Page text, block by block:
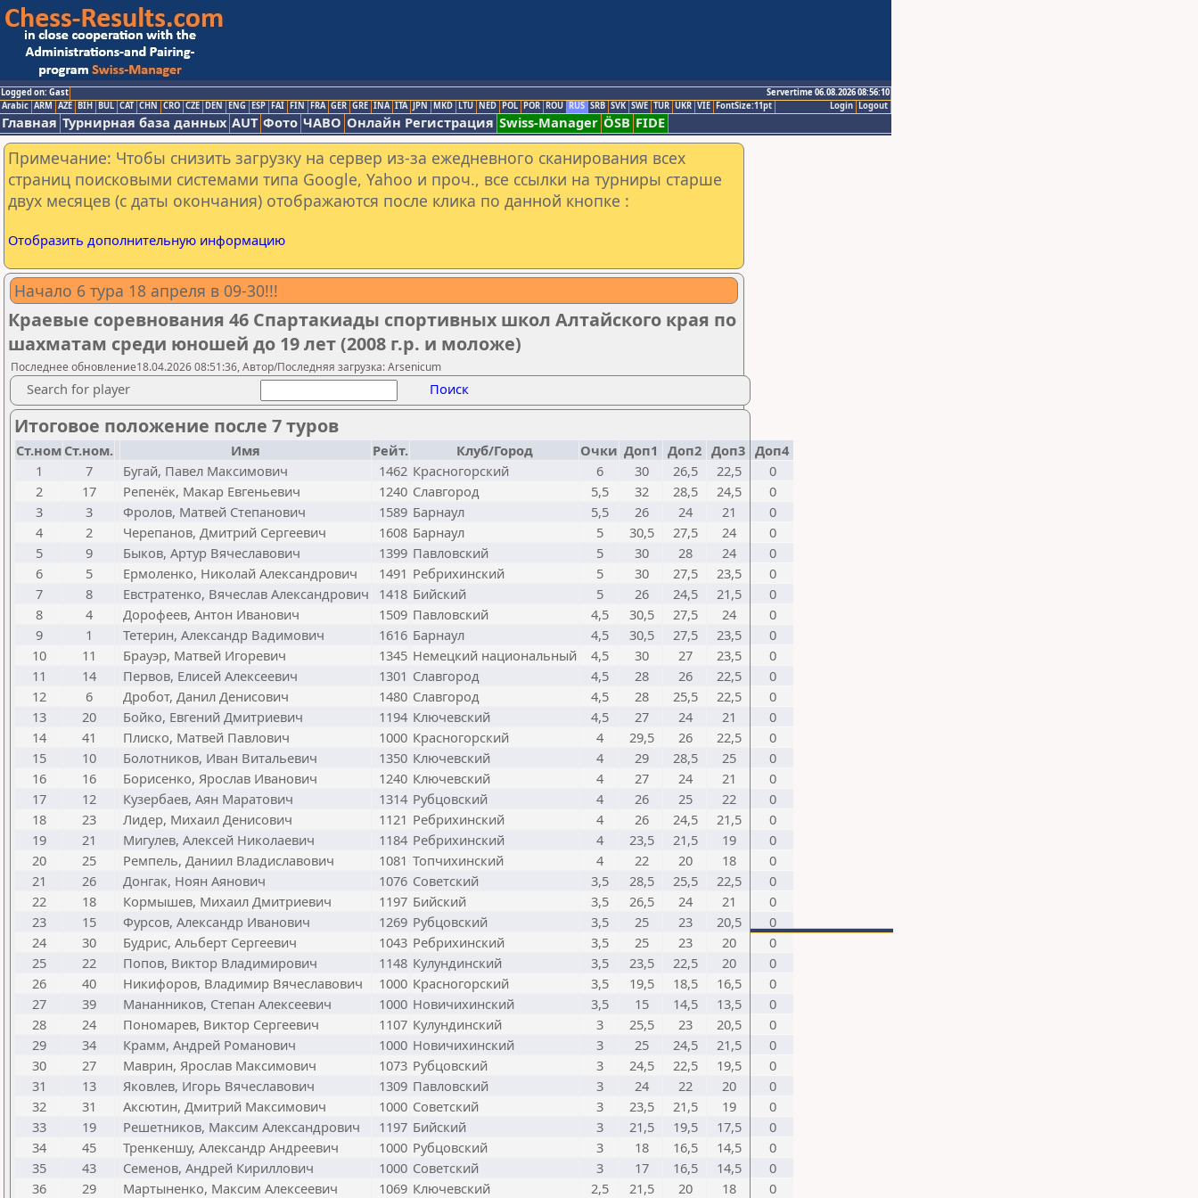
Logged on: Gast
Servertime 06.08.2026 08:56:10
Logout
Login
Arabic ARM AZE BIH BUL CAT CHN CRO CZE DEN ENG ESP FAI FIN FRA GER GRE INA ITA JPN MKD LTU NED POL POR ROU RUS SRB SVK SWE TUR UKR VIE FontSize:11pt
Главная Турнирная база данных AUT Фото ЧАВО Онлайн Регистрация Swiss-Manager ÖSB FIDE
Примечание: Чтобы снизить загрузку на сервер из-за ежедневного сканирования всех
страниц поисковыми системами типа Google, Yahoo и проч., все ссылки на турниры старше
двух месяцев (с даты окончания) отображаются после клика по данной кнопке :
Отобразить дополнительную информацию
Начало 6 тура 18 апреля в 09-30!!!
Краевые соревнования 46 Спартакиады спортивных школ Алтайского края по
шахматам среди юношей до 19 лет (2008 г.р. и моложе)
Последнее обновление18.04.2026 08:51:36, Автор/Последняя загрузка: Arsenicum
Search for player Поиск
Итоговое положение после 7 туров
Ст.ном Ст.ном. Имя Рейт. Клуб/Город Очки Доп1 Доп2 Доп3 Доп4
1
7 Бугай, Павел Максимович 1462 Красногорский 6 30 26,5 22,5
0
2
17 Репенёк, Макар Евгеньевич 1240 Славгород 5,5 32 28,5 24,5
0
3
3 Фролов, Матвей Степанович 1589 Барнаул 5,5 26 24 21
0
4
2 Черепанов, Дмитрий Сергеевич 1608 Барнаул 5 30,5 27,5 24
0
5
9 Быков, Артур Вячеславович 1399 Павловский 5 30 28 24
0
6
5 Ермоленко, Николай Александрович 1491 Ребрихинский 5 30 27,5 23,5
0
7
8 Евстратенко, Вячеслав Александрович 1418 Бийский 5 26 24,5 21,5
0
8
4 Дорофеев, Антон Иванович 1509 Павловский 4,5 30,5 27,5 24
0
9
1 Тетерин, Александр Вадимович 1616 Барнаул 4,5 30,5 27,5 23,5
0
10
11 Брауэр, Матвей Игоревич 1345 Немецкий национальный 4,5 30 27 23,5
0
11
14 Первов, Елисей Алексеевич 1301 Славгород 4,5 28 26 22,5
0
12
6 Дробот, Данил Денисович 1480 Славгород 4,5 28 25,5 22,5
0
13
20 Бойко, Евгений Дмитриевич 1194 Ключевский 4,5 27 24 21
0
14
41 Плиско, Матвей Павлович 1000 Красногорский 4 29,5 26 22,5
0
15
10 Болотников, Иван Витальевич 1350 Ключевский 4 29 28,5 25
0
16
16 Борисенко, Ярослав Иванович 1240 Ключевский 4 27 24 21
0
17
12 Кузербаев, Аян Маратович 1314 Рубцовский 4 26 25 22
0
18
23 Лидер, Михаил Денисович 1121 Ребрихинский 4 26 24,5 21,5
0
19
21 Мигулев, Алексей Николаевич 1184 Ребрихинский 4 23,5 21,5 19
0
20
25 Ремпель, Даниил Владиславович 1081 Топчихинский 4 22 20 18
0
21
26 Донгак, Ноян Аянович 1076 Советский 3,5 28,5 25,5 22,5
0
22
18 Кормышев, Михаил Дмитриевич 1197 Бийский 3,5 26,5 24 21
0
23
15 Фурсов, Александр Иванович 1269 Рубцовский 3,5 25 23 20,5
0
24
30 Будрис, Альберт Сергеевич 1043 Ребрихинский 3,5 25 23 20
0
25
22 Попов, Виктор Владимирович 1148 Кулундинский 3,5 23,5 22,5 20
0
26
40 Никифоров, Владимир Вячеславович 1000 Красногорский 3,5 19,5 18,5 16,5
0
27
39 Мананников, Степан Алексеевич 1000 Новичихинский 3,5 15 14,5 13,5
0
28
24 Пономарев, Виктор Сергеевич 1107 Кулундинский 3 25,5 23 20,5
0
29
34 Крамм, Андрей Романович 1000 Новичихинский 3 25 24,5 21,5
0
30
27 Маврин, Ярослав Максимович 1073 Рубцовский 3 24,5 22,5 19,5
0
31
13 Яковлев, Игорь Вячеславович 1309 Павловский 3 24 22 20
0
32
31 Аксютин, Дмитрий Максимович 1000 Советский 3 23,5 21,5 19
0
33
19 Решетников, Максим Александрович 1197 Бийский 3 21,5 19,5 17,5
0
34
45 Тренкеншу, Александр Андреевич 1000 Рубцовский 3 18 16,5 14,5
0
35
43 Семенов, Андрей Кириллович 1000 Советский 3 17 16,5 14,5
0
36
29 Мартыненко, Максим Алексеевич 1069 Ключевский 2,5 21,5 20 18 0